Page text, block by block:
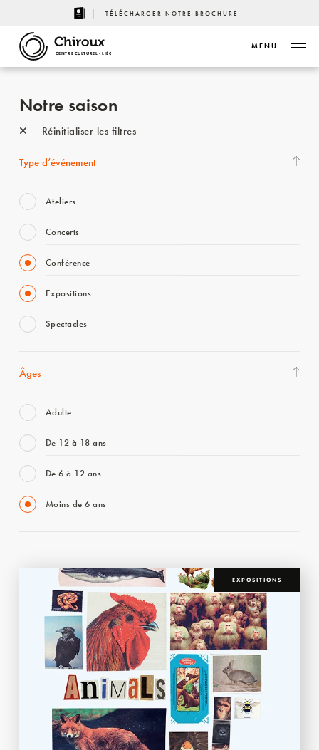
TÉLÉCHARGER NOTRE BROCHURE
CENTRE CULTUREL - LIÈGE
MENU
Notre saison
Réinitialiser les filtres
Type d’événement
Ateliers
Concerts
Conférence
Expositions
Spectacles
Âges
Adulte
De 12 à 18 ans
De 6 à 12 ans
Moins de 6 ans
EXPOSITIONS